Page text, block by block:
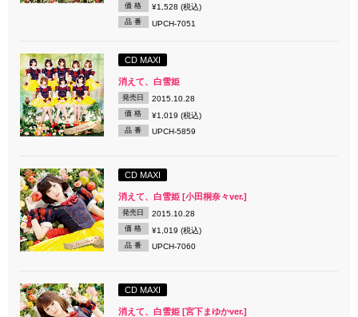
価 格 ¥1,528 (税込)
品 番 UPCH-7051
CD MAXI
消えて、白雪姫
発売日 2015.10.28
価 格 ¥1,019 (税込)
品 番 UPCH-5859
CD MAXI
消えて、白雪姫 [小田桐奈々ver.]
発売日 2015.10.28
価 格 ¥1,019 (税込)
品 番 UPCH-7060
CD MAXI
消えて、白雪姫 [宮下まゆかver.]